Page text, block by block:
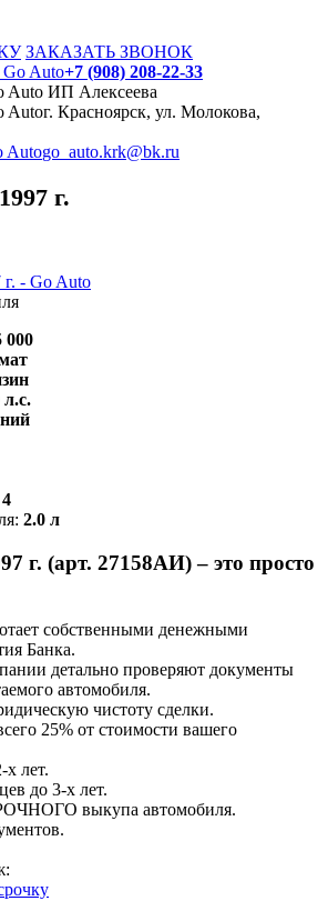
ЗАКАЗАТЬ ЗВОНОК
+7 (908) 208-22-33
ИП Алексеева
г. Красноярск, ул. Молокова,
go_auto.krk@bk.ru
г.
000
л.с.
4
2.0 л
г. (арт. 27158АИ) – это просто
собственными денежными
Банка.
детально проверяют документы
автомобиля.
чистоту сделки.
25% от стоимости вашего
лет.
до 3-х лет.
выкупа автомобиля.